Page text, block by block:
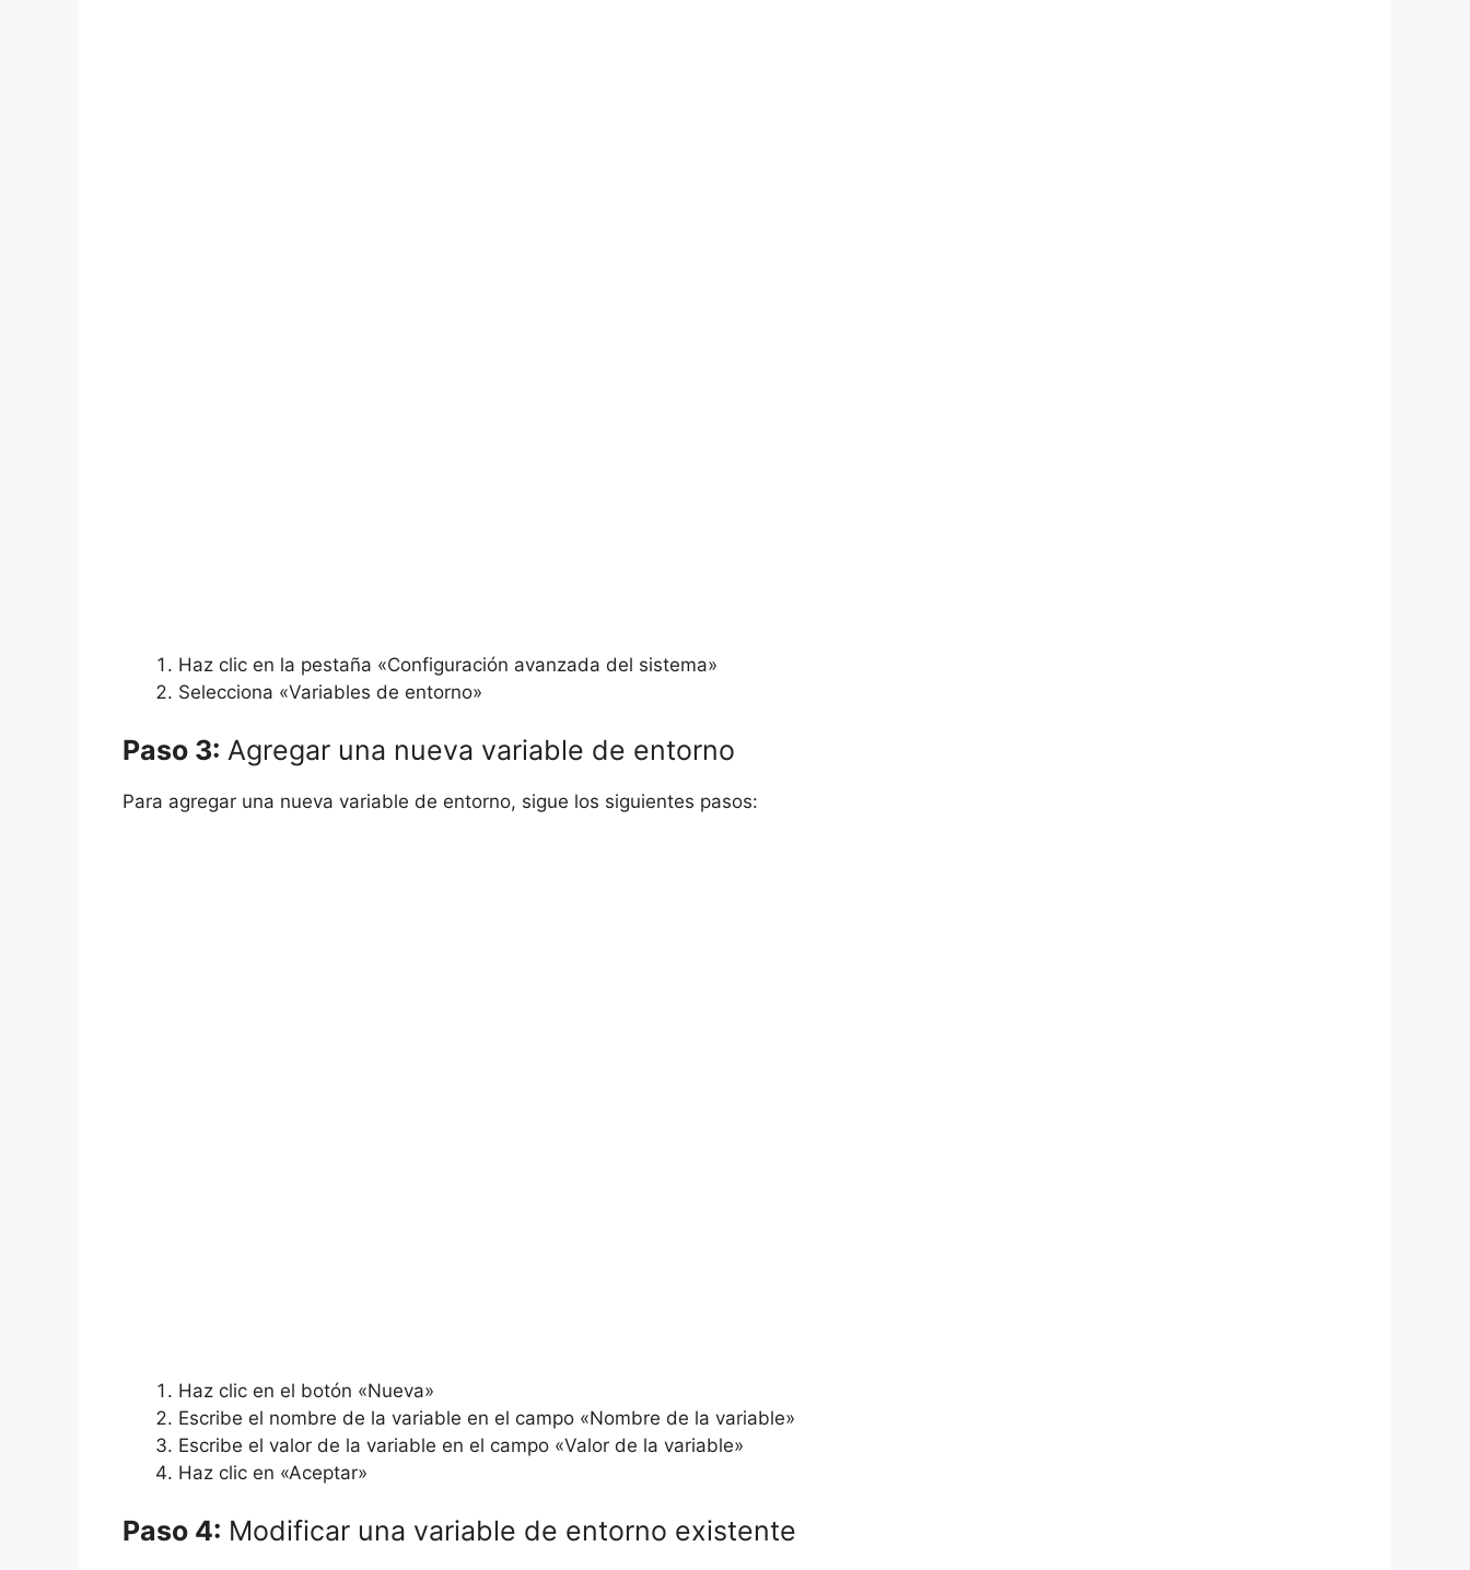
Haz clic en la pestaña «Configuración avanzada del sistema»
Selecciona «Variables de entorno»
Paso 3: Agregar una nueva variable de entorno
Para agregar una nueva variable de entorno, sigue los siguientes pasos:
Haz clic en el botón «Nueva»
Escribe el nombre de la variable en el campo «Nombre de la variable»
Escribe el valor de la variable en el campo «Valor de la variable»
Haz clic en «Aceptar»
Paso 4: Modificar una variable de entorno existente